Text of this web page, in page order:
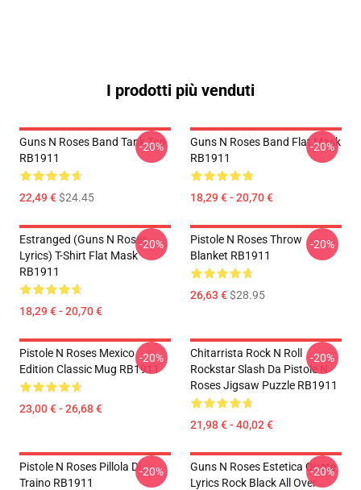
I prodotti più venduti
Guns N Roses Band Tank Top
RB1911
22,49 €$24.45
-20%
Guns N Roses Band Flat Mask
RB1911
18,29 € - 20,70 €
-20%
Estranged (Guns N Roses
Lyrics) T-Shirt Flat Mask
RB1911
18,29 € - 20,70 €
-20%
Pistole N Roses Throw
Blanket RB1911
26,63 €$28.95
-20%
Pistole N Roses Mexico
Edition Classic Mug RB1911
23,00 € - 26,68 €
-20%
Chitarrista Rock N Roll
Rockstar Slash Da Pistole N
Roses Jigsaw Puzzle RB1911
21,98 € - 40,02 €
-20%
Pistole N Roses Pillola Di
Traino RB1911
-20%
Guns N Roses Estetica Quote
Lyrics Rock Black All Over
-20%